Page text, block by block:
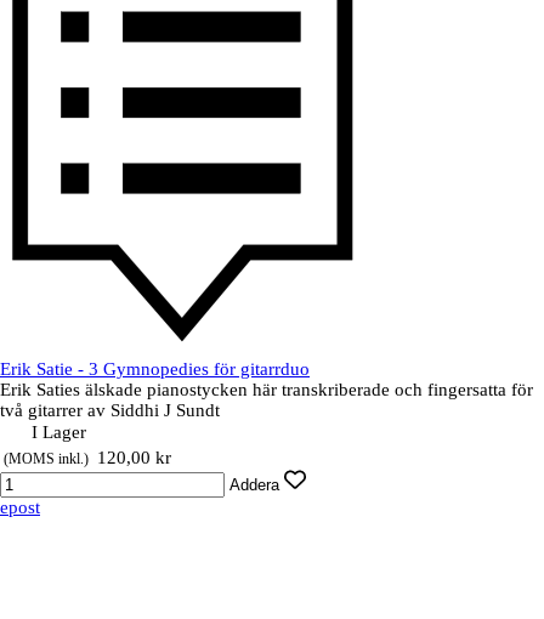
Erik Satie - 3 Gymnopedies för gitarrduo
Erik Saties älskade pianostycken här transkriberade och fingersatta för
två gitarrer av Siddhi J Sundt
I Lager
(MOMS inkl.) Pris utan rabatt
120,00 kr
Addera
epost